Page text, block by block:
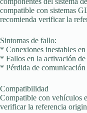
compatible con sistemas
recomienda verificar la
Sintomas de fallo:
* Conexiones inestables en
* Fallos en la activación de
* Pérdida de
Compatibilidad
Compatible con vehículos
verificar la referencia